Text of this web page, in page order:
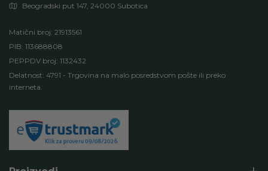
Beogradski put 147, 24000 Subotica
Matični broj: 21913561
PIB: 113688808
PEPPDV broj: 1132432
Delatnost: 4791 - Trgovina na malo posredstvom pošte ili preko
interneta.